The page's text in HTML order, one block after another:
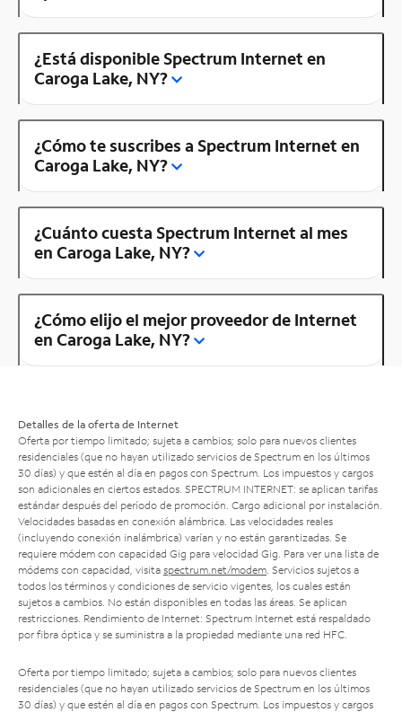
¿Está disponible Spectrum Internet en
Caroga Lake, NY?
¿Cómo te suscribes a Spectrum Internet en
Caroga Lake, NY?
¿Cuánto cuesta Spectrum Internet al mes
en Caroga Lake, NY?
¿Cómo elijo el mejor proveedor de Internet
en Caroga Lake, NY?
Detalles de la oferta de Internet
Oferta por tiempo limitado; sujeta a cambios; solo para nuevos clientes
residenciales (que no hayan utilizado servicios de Spectrum en los últimos
30 días) y que estén al día en pagos con Spectrum. Los impuestos y cargos
son adicionales en ciertos estados. SPECTRUM INTERNET: se aplican tarifas
estándar después del período de promoción. Cargo adicional por instalación.
Velocidades basadas en conexión alámbrica. Las velocidades reales
(incluyendo conexión inalámbrica) varían y no están garantizadas. Se
requiere módem con capacidad Gig para velocidad Gig. Para ver una lista de
módems con capacidad, visita spectrum.net/modem . Servicios sujetos a
todos los términos y condiciones de servicio vigentes, los cuales están
sujetos a cambios. No están disponibles en todas las áreas. Se aplican
restricciones. Rendimiento de Internet: Spectrum Internet está respaldado
por fibra óptica y se suministra a la propiedad mediante una red HFC.
Oferta por tiempo limitado; sujeta a cambios; solo para nuevos clientes
residenciales (que no hayan utilizado servicios de Spectrum en los últimos
30 días) y que estén al día en pagos con Spectrum. Los impuestos y cargos